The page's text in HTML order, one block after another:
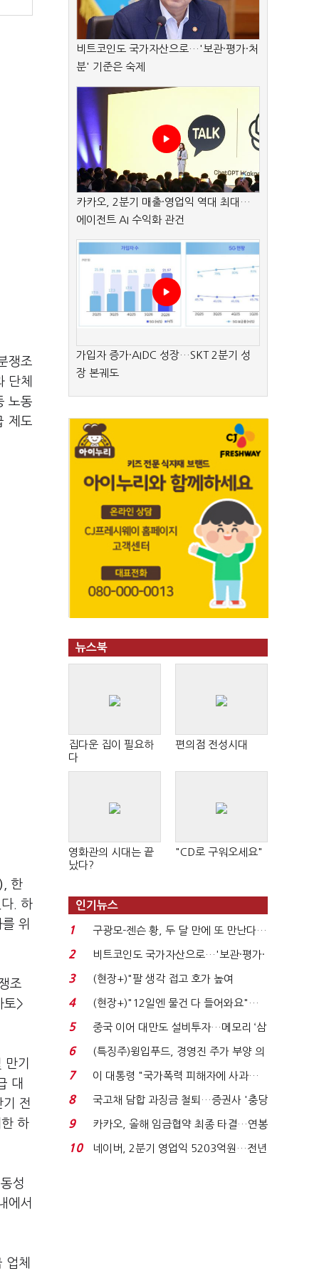
쟁조
단체
노동
제도
, 한
. 하
위
조
토>
기
대
전
하
성
에서
체
비트코인도 국가자산으로…'보관·평가·처
분' 기준은 숙제
카카오, 2분기 매출·영업익 역대 최대…
에이전트 AI 수익화 관건
가입자 증가·AIDC 성장…SKT 2분기 성
장 본궤도
뉴스북
집다운 집이 필요하
다
편의점 전성시대
영화관의 시대는 끝
났다?
"CD로 구워오세요"
인기뉴스
1
구광모-젠슨 황, 두 달 만에 또 만난다…
로봇·AI 등 논...
2
비트코인도 국가자산으로…'보관·평가·
처분' 기준은 ...
3
(현장+)"팔 생각 접고 호가 높여
요"…'덜 똘똘한 한 채' 20...
4
(현장+)"12일엔 물건 다 들어와요"…
빈 매대 채우며 문 연 ...
5
중국 이어 대만도 설비투자…메모리 ‘삼
국전쟁’
6
(특징주)윙입푸드, 경영진 주가 부양 의
지에 상한가...
7
이 대통령 "국가폭력 피해자에 사과…
적극적 조사로 진...
8
국고채 담합 과징금 철퇴…증권사 '충당
금 폭탄' 우려...
9
카카오, 올해 임금협약 최종 타결…연봉
6.3% 인상·격려...
10
네이버, 2분기 영업익 5203억원…전년